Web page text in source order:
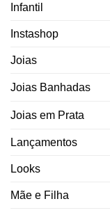
Infantil
Instashop
Joias
Joias Banhadas
Joias em Prata
Lançamentos
Looks
Mãe e Filha